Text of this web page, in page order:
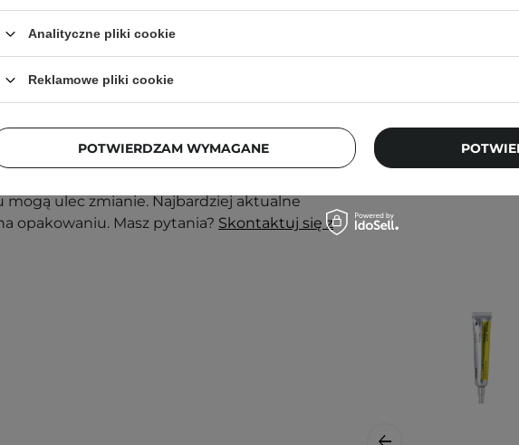
skórę.
jakichkolwiek oznak podrażnienia,
pokojowej, w zacienionym
podczas transportu nie wpłyną na
mogą ulec zmianie. Najbardziej aktualne
opakowaniu. Masz pytania? Skontaktuj się z
Klienci,
Analityczne pliki cookie
Reklamowe pliki cookie
POTWIERDZAM WYMAGANE